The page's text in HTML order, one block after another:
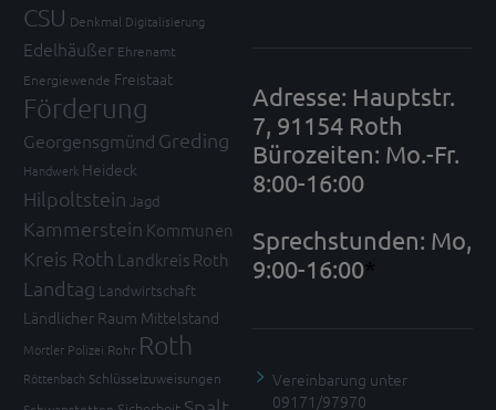
CSU Denkmal Digitalisierung
Edelhäußer Ehrenamt
Energiewende Freistaat
Förderung
Georgensgmünd Greding
Handwerk Heideck
Hilpoltstein Jagd
Kammerstein Kommunen
Kreis Roth Landkreis Roth
Landtag Landwirtschaft
Ländlicher Raum Mittelstand
Mortler Polizei Rohr Roth
Röttenbach Schlüsselzuweisungen
Adresse: Hauptstr.
7, 91154 Roth
Bürozeiten: Mo.-Fr.
8:00-16:00
Sprechstunden: Mo,
9:00-16:00*
Vereinbarung unter
09171/97970